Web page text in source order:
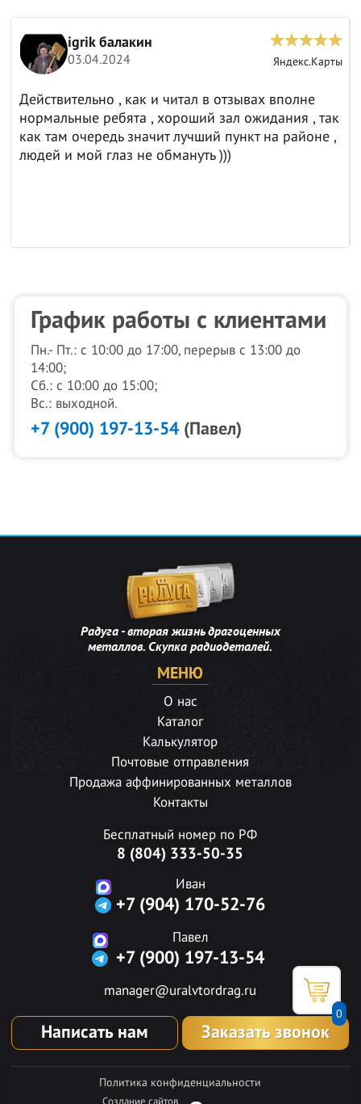
0
igrik балакин
03.04.2024 Яндекс.Карты
Действительно , как и читал в отзывах вполне
нормальные ребята , хороший зал ожидания , так
как там очередь значит лучший пункт на районе ,
людей и мой глаз не обмануть )))
График работы с клиентами
Пн.- Пт.: с 10:00 до 17:00, перерыв с 13:00 до
14:00;
Сб.: с 10:00 до 15:00;
Вс.: выходной.
+7 (900) 197-13-54(Павел)
Радуга - вторая жизнь драгоценных
металлов. Скупка радиодеталей.
МЕНЮ
О нас
Каталог
Калькулятор
Почтовые отправления
Продажа аффинированных металлов
Контакты
Бесплатный номер по РФ
8 (804) 333-50-35
Иван
+7 (904) 170-52-76
Павел
+7 (900) 197-13-54
manager@uralvtordrag.ru
Написать нам Заказать звонок
Политика конфиденциальности